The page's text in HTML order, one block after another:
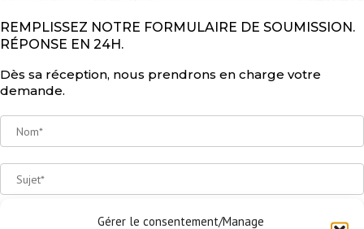
Gérer le consentement/Manage
REMPLISSEZ NOTRE FORMULAIRE DE SOUMISSION.
RÉPONSE EN 24H.
Dès sa réception, nous prendrons en charge votre
demande.